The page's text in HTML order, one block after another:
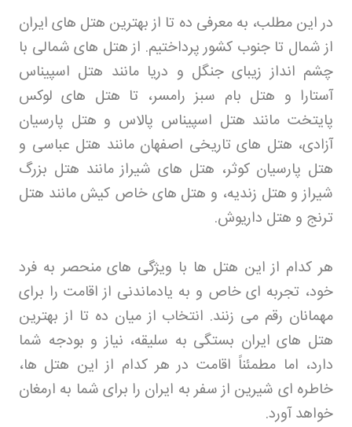
در این مطلب، به معرفی ده تا از بهترین هتل های ایران
از شمال تا جنوب کشور پرداختیم. از هتل های شمالی با
چشم انداز زیبای جنگل و دریا مانند هتل اسپیناس
آستارا و هتل بام سبز رامسر، تا هتل های لوکس
پایتخت مانند هتل اسپیناس پالاس و هتل پارسیان
آزادی، هتل های تاریخی اصفهان مانند هتل عباسی و
هتل پارسیان کوثر، هتل های شیراز مانند هتل بزرگ
شیراز و هتل زندیه، و هتل های خاص کیش مانند هتل
ترنج و هتل داریوش.
هر کدام از این هتل ها با ویژگی های منحصر به فرد
خود، تجربه ای خاص و به یادماندنی از اقامت را برای
مهمانان رقم می زنند. انتخاب از میان ده تا از بهترین
هتل های ایران بستگی به سلیقه، نیاز و بودجه شما
دارد، اما مطمئناً اقامت در هر کدام از این هتل ها،
خاطره ای شیرین از سفر به ایران را برای شما به ارمغان
خواهد آورد.